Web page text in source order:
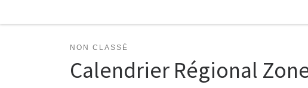
NON CLASSÉ
Calendrier Régional